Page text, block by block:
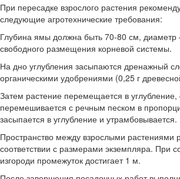
При пересадке взрослого растения
следующие агротехнические требования:
Глубина ямы должна быть 70-80 см,
свободного размещения корневой системы.
На дно углубления засыпаются дренажный
органическими удобрениями (0,25 г
Затем растение перемещается в
перемешивается с речным песком в
засыпается в углубление и утрамбовывается.
Пространство между взрослыми растениями
соответствии с размерами экземпляра. При
изгороди промежуток достигает 1 м.